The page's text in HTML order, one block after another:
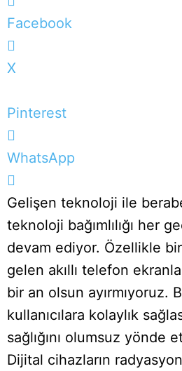
Facebook
X
Pinterest
WhatsApp
Gelişen teknoloji ile
teknoloji bağımlılığı her
devam ediyor. Özellikle
gelen akıllı telefon
bir an olsun ayırmıyoruz.
kullanıcılara kolaylık
sağlığını olumsuz yönde
Dijital cihazların